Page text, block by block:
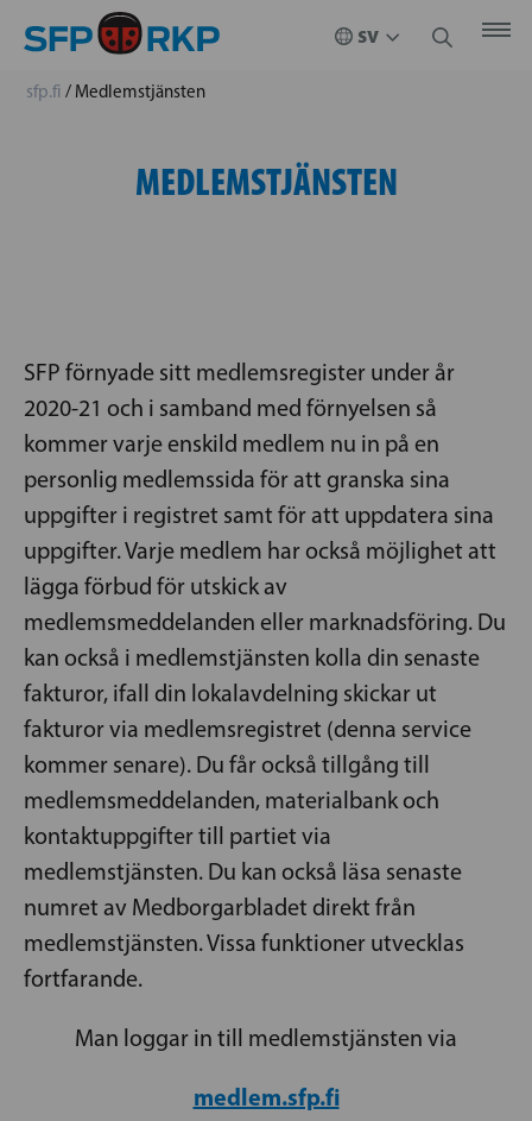
sfp.fi / Medlemstjänsten
MEDLEMSTJÄNSTEN
SFP förnyade sitt medlemsregister under år
2020-21 och i samband med förnyelsen så
kommer varje enskild medlem nu in på en
personlig medlemssida för att granska sina
uppgifter i registret samt för att uppdatera sina
uppgifter. Varje medlem har också möjlighet att
lägga förbud för utskick av
medlemsmeddelanden eller marknadsföring. Du
kan också i medlemstjänsten kolla din senaste
fakturor, ifall din lokalavdelning skickar ut
fakturor via medlemsregistret (denna service
kommer senare). Du får också tillgång till
medlemsmeddelanden, materialbank och
kontaktuppgifter till partiet via
medlemstjänsten. Du kan också läsa senaste
numret av Medborgarbladet direkt från
medlemstjänsten. Vissa funktioner utvecklas
fortfarande.
Man loggar in till medlemstjänsten via
medlem.sfp.fi